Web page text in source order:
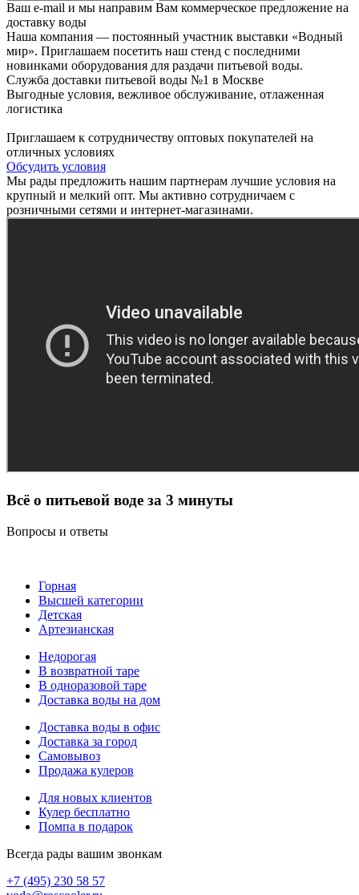
Ваш e-mail и мы направим Вам коммерческое предложение на
доставку воды
Наша компания — постоянный участник выставки «Водный
мир». Приглашаем посетить наш стенд с последними
новинками оборудования для раздачи питьевой воды.
Служба доставки питьевой воды №1 в Москве
Выгодные условия, вежливое обслуживание, отлаженная
логистика
Приглашаем к сотрудничеству оптовых покупателей на
отличных условиях
Обсудить условия
Мы рады предложить нашим партнерам лучшие условия на
крупный и мелкий опт. Мы активно сотрудничаем с
розничными сетями и интернет-магазинами.
Всё о питьевой воде за 3 минуты
Вопросы и ответы
Горная
Высшей категории
Детская
Артезианская
Недорогая
В возвратной таре
В одноразовой таре
Доставка воды на дом
Доставка воды в офис
Доставка за город
Самовывоз
Продажа кулеров
Для новых клиентов
Кулер бесплатно
Помпа в подарок
Всегда рады вашим звонкам
+7 (495) 230 58 57